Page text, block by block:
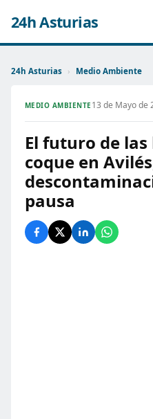
24h Asturias
24h Asturias › Medio Ambiente
MEDIO AMBIENTE 13 de Mayo de
El futuro de
coque en
pausa